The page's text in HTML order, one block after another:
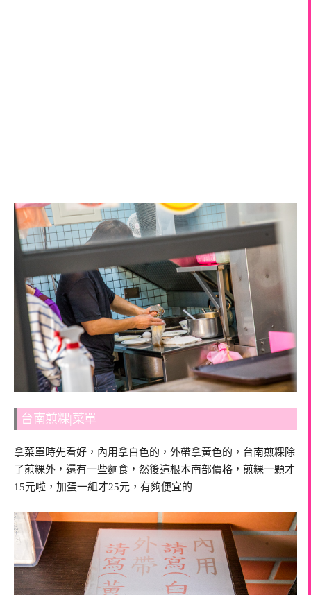
台南煎粿|菜單
拿菜單時先看好，內用拿白色的，外帶拿黃色的，台南煎粿除
了煎粿外，還有一些麵食，然後這根本南部價格，煎粿一顆才
15元啦，加蛋一組才25元，有夠便宜的